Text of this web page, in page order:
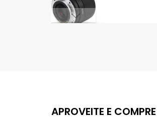
APROVEITE E